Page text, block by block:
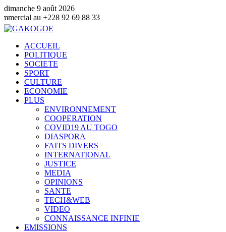
dimanche 9 août 2026
92 69 88 33
ACCUEIL
POLITIQUE
SOCIETE
SPORT
CULTURE
ECONOMIE
PLUS
ENVIRONNEMENT
COOPERATION
COVID19 AU TOGO
DIASPORA
FAITS DIVERS
INTERNATIONAL
JUSTICE
MEDIA
OPINIONS
SANTE
TECH&WEB
VIDEO
CONNAISSANCE INFINIE
EMISSIONS